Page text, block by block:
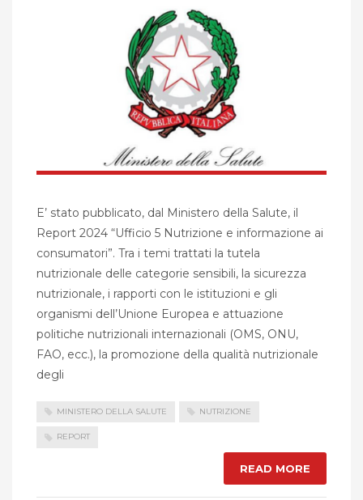
E’ stato pubblicato, dal Ministero della Salute, il
Report 2024 “Ufficio 5 Nutrizione e informazione ai
consumatori”. Tra i temi trattati la tutela
nutrizionale delle categorie sensibili, la sicurezza
nutrizionale, i rapporti con le istituzioni e gli
organismi dell’Unione Europea e attuazione
politiche nutrizionali internazionali (OMS, ONU,
FAO, ecc.), la promozione della qualità nutrizionale
degli
MINISTERO DELLA SALUTE NUTRIZIONE
REPORT
READ MORE